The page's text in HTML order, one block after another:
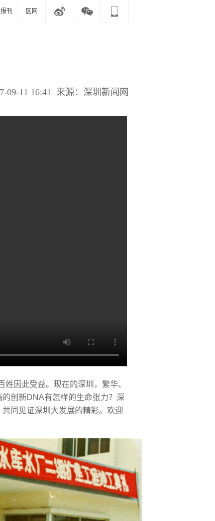
刊 区网
09-11 16:41 来源：深圳新闻网
因此受益。现在的深圳，繁华、
创新DNA有怎样的生命张力？深
同见证深圳大发展的精彩。欢迎